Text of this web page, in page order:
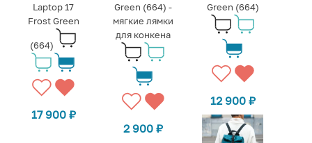
Laptop 17
Frost Green
(664)
17 900 ₽
Green (664) -
мягкие лямки
для конкена
2 900 ₽
Green (664)
12 900 ₽